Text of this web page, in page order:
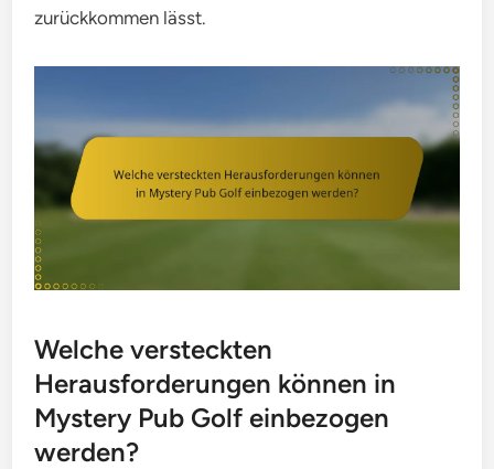
zurückkommen lässt.
Welche versteckten
Herausforderungen können in
Mystery Pub Golf einbezogen
werden?